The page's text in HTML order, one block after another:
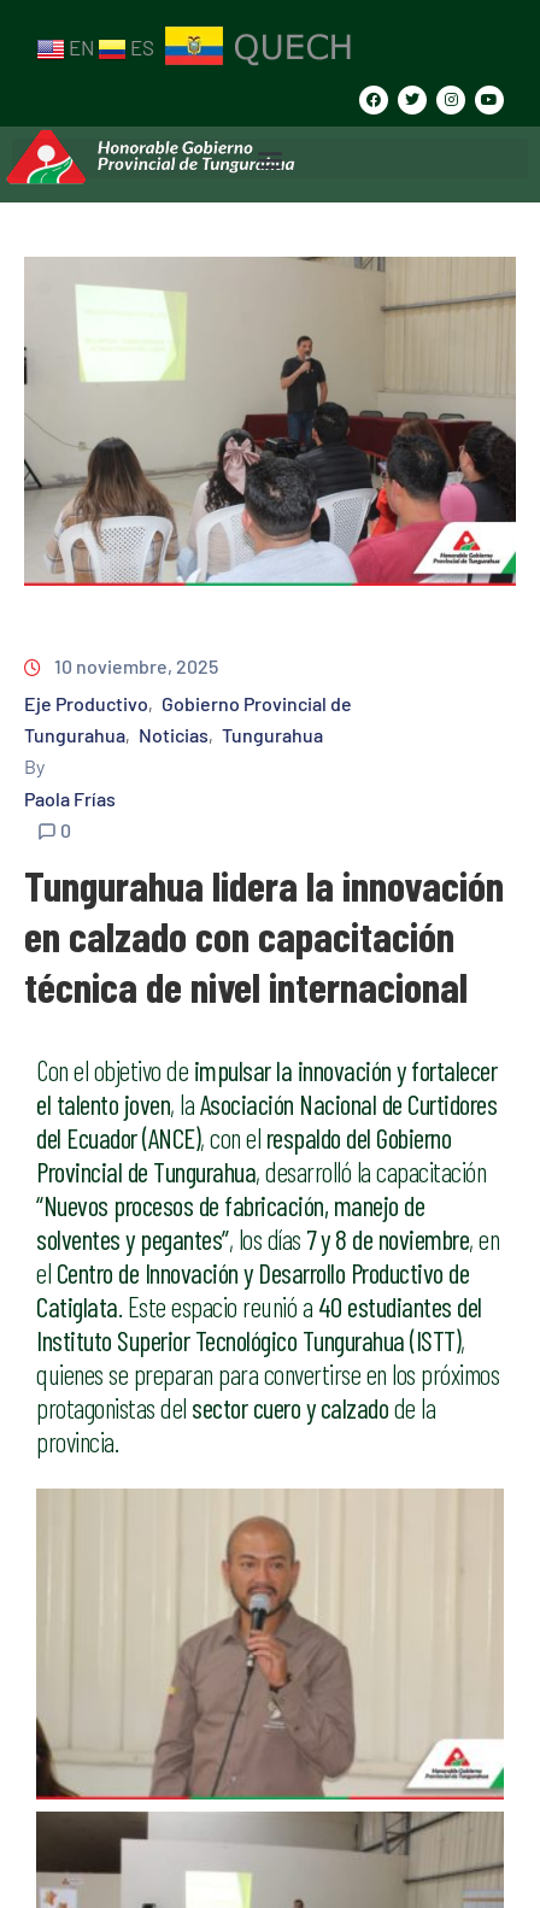
EN ES
10 noviembre, 2025
Eje Productivo‚ Gobierno Provincial de
Tungurahua‚ Noticias‚ Tungurahua
By
Paola Frías
0
Tungurahua lidera la innovación
en calzado con capacitación
técnica de nivel internacional
Con el objetivo de impulsar la innovación y fortalecer
el talento joven, laAsociación Nacional de Curtidores
del Ecuador (ANCE), con el respaldo del Gobierno
Provincial de Tungurahua, desarrolló la capacitación
“Nuevos procesos de fabricación, manejo de
solventes y pegantes”, los días 7 y 8 de noviembre, en
el Centro de Innovación y Desarrollo Productivo de
Catiglata . Este espacio reunió a 40 estudiantes del
Instituto Superior Tecnológico Tungurahua (ISTT),
quienes se preparan para convertirse en los próximos
protagonistas del sector cuero y calzadode la
provincia.